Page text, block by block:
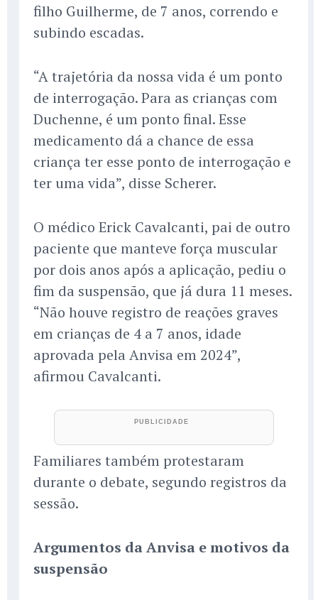
filho Guilherme, de 7 anos, correndo e
subindo escadas.
“A trajetória da nossa vida é um ponto
de interrogação. Para as crianças com
Duchenne, é um ponto final. Esse
medicamento dá a chance de essa
criança ter esse ponto de interrogação e
ter uma vida”, disse Scherer.
O médico Erick Cavalcanti, pai de outro
paciente que manteve força muscular
por dois anos após a aplicação, pediu o
fim da suspensão, que já dura 11 meses.
“Não houve registro de reações graves
em crianças de 4 a 7 anos, idade
aprovada pela Anvisa em 2024”,
afirmou Cavalcanti.
Familiares também protestaram
durante o debate, segundo registros da
sessão.
Argumentos da Anvisa e motivos da
suspensão